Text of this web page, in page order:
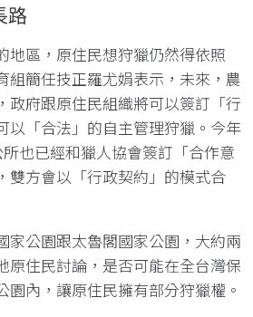
路
地區，原住民想狩獵仍然得依照
組簡任技正羅尤娟表示，未來，農
政府跟原住民組織將可以簽訂「行
以「合法」的自主管理狩獵。今年
也已經和獵人協會簽訂「合作意
雙方會以「行政契約」的模式合
家公園跟太魯閣國家公園，大約兩
原住民討論，是否可能在全台灣保
園內，讓原住民擁有部分狩獵權。